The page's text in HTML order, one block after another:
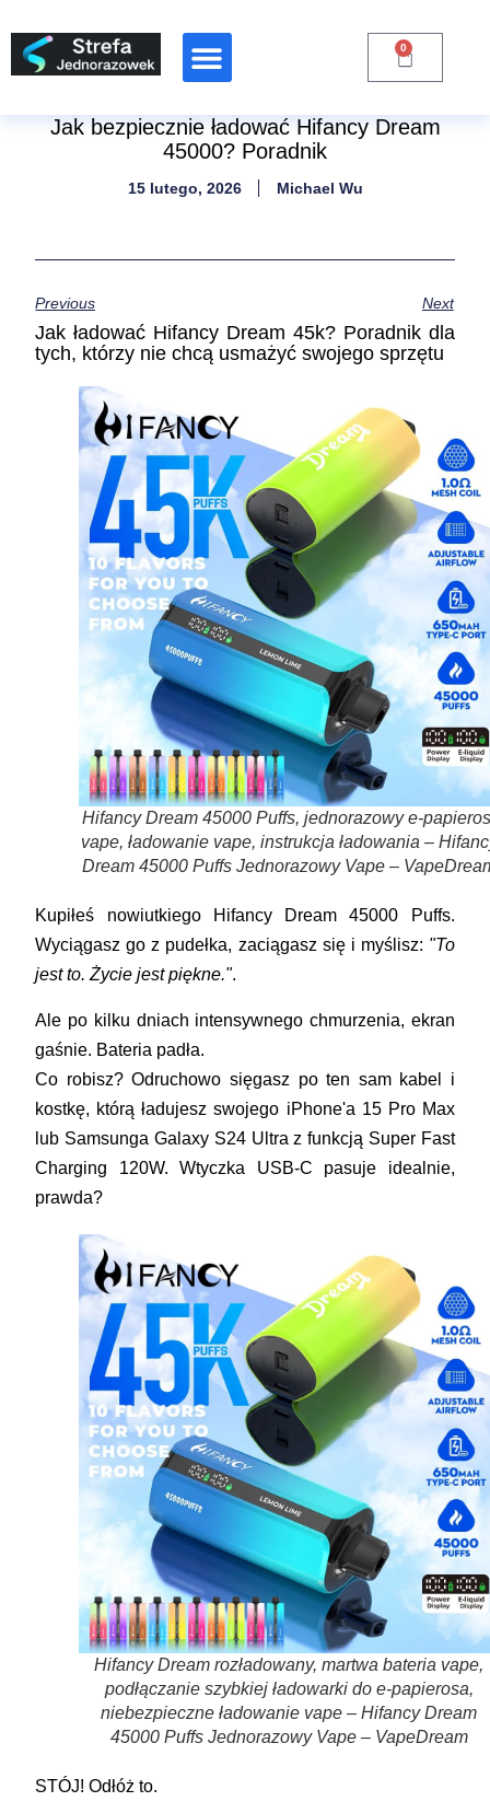
0
Jak bezpiecznie ładować Hifancy Dream
45000? Poradnik
15 lutego, 2026 Michael Wu
Previous Next
Jak ładować Hifancy Dream 45k? Poradnik dla
tych, którzy nie chcą usmażyć swojego sprzętu
Hifancy Dream 45000 Puffs, jednorazowy e-
vape, ładowanie vape, instrukcja ładowania –
Dream 45000 Puffs Jednorazowy Vape –
Kupiłeś nowiutkiego Hifancy Dream 45000 Puffs.
Wyciągasz go z pudełka, zaciągasz się i myślisz: "To
jest to. Życie jest piękne.".
Ale po kilku dniach intensywnego chmurzenia, ekran
gaśnie. Bateria padła.
Co robisz? Odruchowo sięgasz po ten sam kabel i
kostkę, którą ładujesz swojego iPhone'a 15 Pro Max
lub Samsunga Galaxy S24 Ultra z funkcją Super Fast
Charging 120W. Wtyczka USB-C pasuje idealnie,
prawda?
Hifancy Dream rozładowany, martwa bateria vape,
podłączanie szybkiej ładowarki do e-papierosa,
niebezpieczne ładowanie vape – Hifancy Dream
45000 Puffs Jednorazowy Vape – VapeDream
STÓJ! Odłóż to.